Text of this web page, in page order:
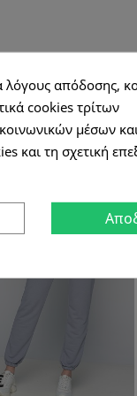
ίδια
λόγους απόδοσης,
cookies τρίτων
μέσων
και τη σχετική